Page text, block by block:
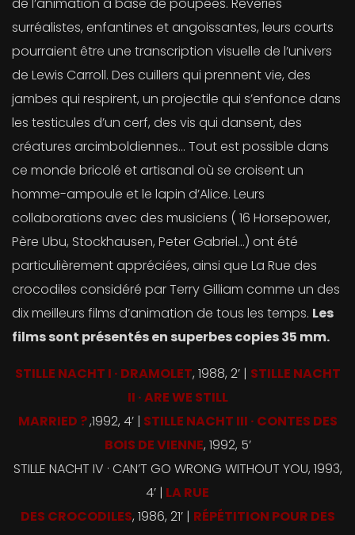
surréalistes, enfantines et angoissantes, leurs courts
pourraient être une transcription visuelle de l’univers
de Lewis Carroll. Des cuillers qui prennent vie, des
jambes qui respirent, un projectile qui s’enfonce dans
les testicules d’un cerf, des vis qui dansent, des
créatures arcimboldiennes… Tout est possible dans
ce monde bricolé et artisanal où se croisent un
homme-ampoule et le lapin d’Alice. Leurs
collaborations avec des musiciens ( 16 Horsepower,
Père Ubu, Stockhausen, Peter Gabriel…) ont été
particulièrement appréciées, ainsi que La Rue des
crocodiles considéré par Terry Gilliam comme un des
dix meilleurs films d’animation de tous les temps. Les
films sont présentés en superbes copies 35 mm.
STILLE NACHT I · DRAMOLET, 1988, 2’ | STILLE NACHT
II · ARE WE STILL
MARRIED ?,1992, 4’ | STILLE NACHT III · CONTES DES
BOIS DE VIENNE, 1992, 5’
STILLE NACHT IV · CAN’T GO WRONG WITHOUT YOU, 1993,
4’ | LA RUE
DES CROCODILES, 1986, 21’ | RÉPÉTITION POUR DES